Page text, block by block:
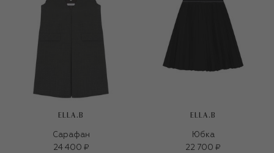
ELLA.B
Сарафан
24 400 ₽
ELLA.B
Юбка
22 700 ₽